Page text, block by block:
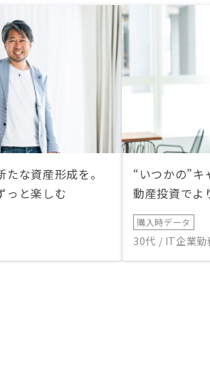
な資産形成を。
っと楽しむ
“いつかの”キ
動産投資でよ
購入時データ
30代 / IT企業勤